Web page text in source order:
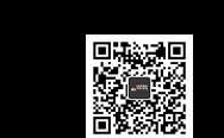
影视出品
影视制作
杜比全景声
扩展现实